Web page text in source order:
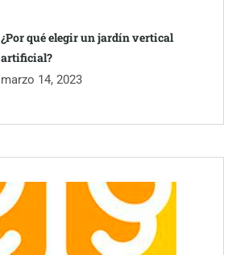
¿Por qué elegir un jardín vertical
artificial?
marzo 14, 2023